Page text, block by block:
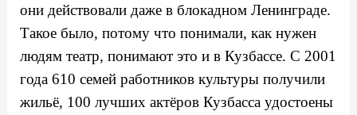
они действовали даже в блокадном Ленинграде.
Такое было, потому что понимали, как нужен
людям театр, понимают это и в Кузбассе. С 2001
года 610 семей работников культуры получили
жильё, 100 лучших актёров Кузбасса удостоены